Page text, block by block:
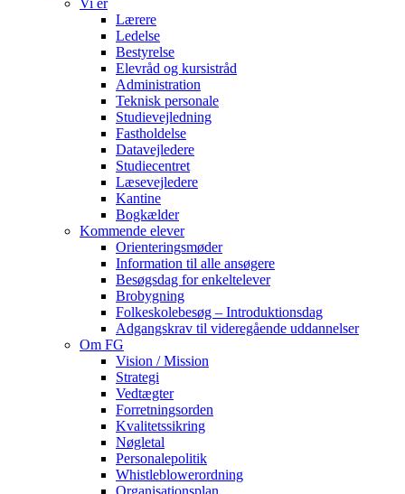
Vi er
Lærere
Ledelse
Bestyrelse
Elevråd og kursistråd
Administration
Teknisk personale
Studievejledning
Fastholdelse
Datavejledere
Studiecentret
Læsevejledere
Kantine
Bogkælder
Kommende elever
Orienteringsmøder
Information til alle ansøgere
Besøgsdag for enkeltelever
Brobygning
Folkeskolebesøg – Introduktionsdag
Adgangskrav til videregående uddannelser
Om FG
Vision / Mission
Strategi
Vedtægter
Forretningsorden
Kvalitetssikring
Nøgletal
Personalepolitik
Whistleblowerordning